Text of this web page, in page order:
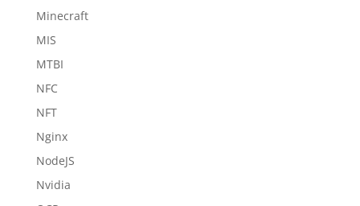
Minecraft
MIS
MTBI
NFC
NFT
Nginx
NodeJS
Nvidia